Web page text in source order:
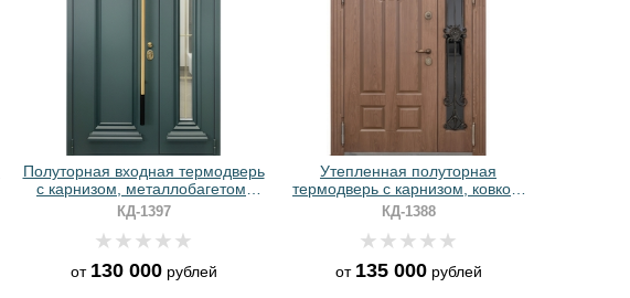
Полуторная входная термодверь
с карнизом, металлобагетом,
стеклом, длинной ручкой,
кнокером и зеленым
порошковым напылением
КД-1397
от 130 000рублей
Утепленная полуторная
термодверь с карнизом, ковкой,
стеклом и шпонированными
панелями МДФ
КД-1388
от 135 000рублей